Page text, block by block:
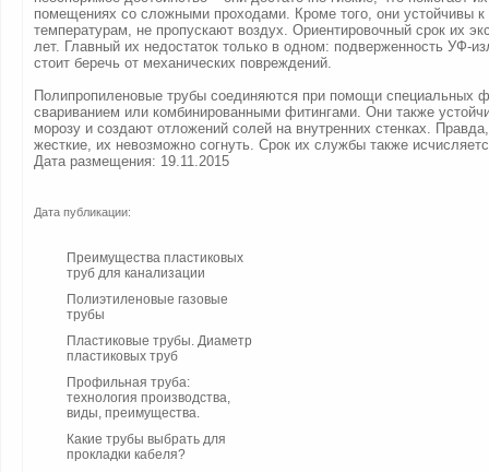
помещениях со сложными проходами. Кроме того, они устойчивы к
температурам, не пропускают воздух. Ориентировочный срок их
лет. Главный их недостаток только в одном: подверженность УФ-
стоит беречь от механических повреждений.
Полипропиленовые трубы соединяются при помощи специальных
свариванием или комбинированными фитингами. Они также
морозу и создают отложений солей на внутренних стенках.
жесткие, их невозможно согнуть. Срок их службы также
Дата размещения: 19.11.2015
Дата публикации:
Преимущества пластиковых
труб для канализации
Полиэтиленовые газовые
трубы
Пластиковые трубы. Диаметр
пластиковых труб
Профильная труба:
технология производства,
виды, преимущества.
Какие трубы выбрать для
прокладки кабеля?